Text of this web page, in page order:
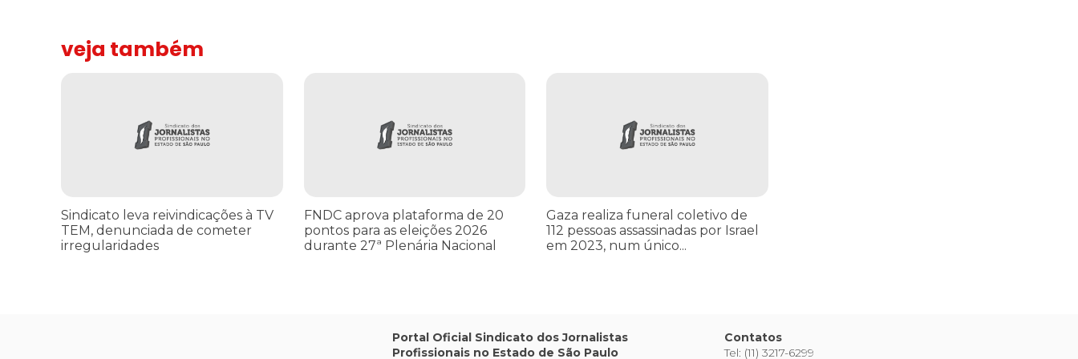
veja também
Sindicato leva reivindicações à TV
TEM, denunciada de cometer
irregularidades
FNDC aprova plataforma de 20
pontos para as eleições 2026
durante 27ª Plenária Nacional
Gaza realiza funeral coletivo de
112 pessoas assassinadas por Israel
em 2023, num único...
Portal Oficial Sindicato dos Jornalistas
Profissionais no Estado de São Paulo
Contatos
Tel: (11) 3217-6299